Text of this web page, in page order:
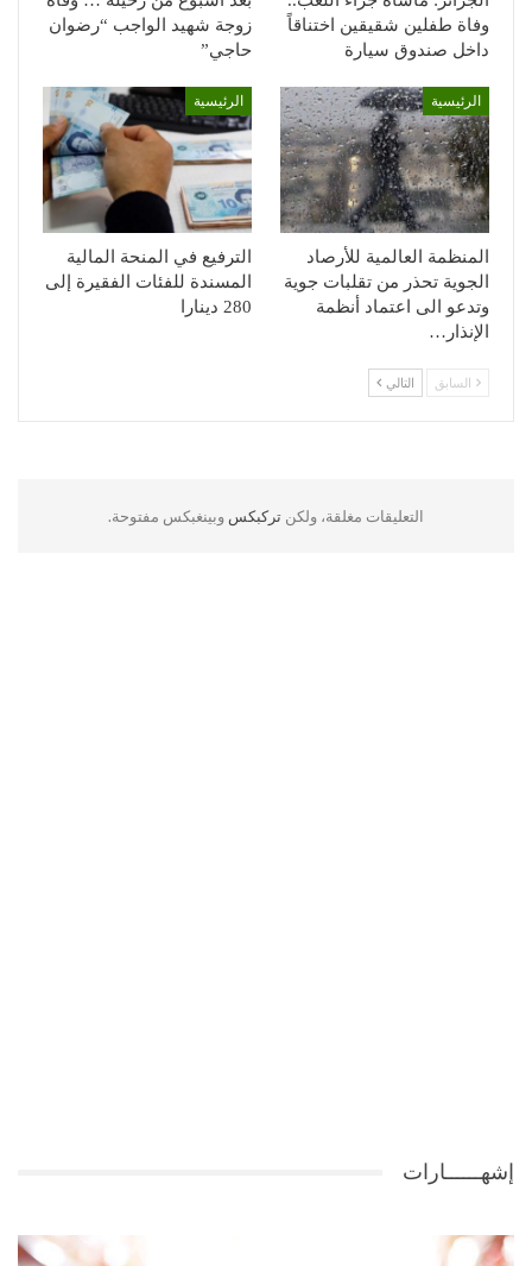
وفاة طفلين شقيقين اختناقاً
داخل صندوق سيارة
زوجة شهيد الواجب “رضوان
حاجي”
الرئيسية
المنظمة العالمية للأرصاد
الجوية تحذر من تقلبات جوية
وتدعو الى اعتماد أنظمة
الإنذار…
الرئيسية
الترفيع في المنحة المالية
المسندة للفئات الفقيرة إلى
280 دينارا
السابق التالي
التعليقات مغلقة، ولكن تركبكس وبينغبكس مفتوحة.
إشهــــــارات